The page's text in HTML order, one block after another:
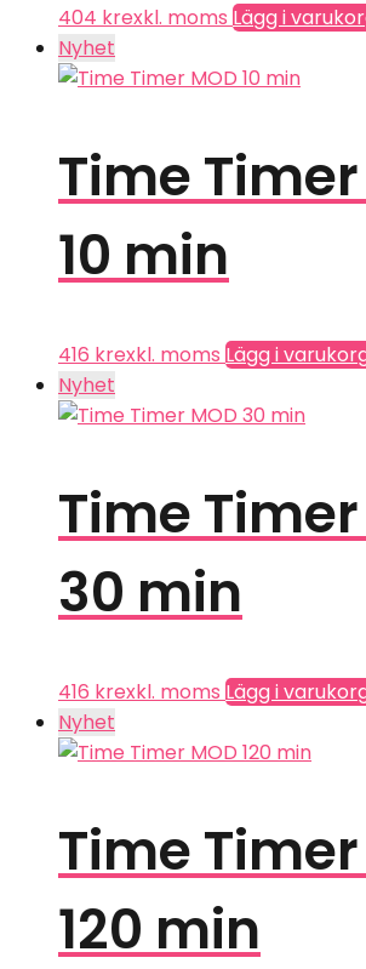
404 krexkl. moms Lägg i
Nyhet
Time Timer
10 min
416 krexkl. moms Lägg i
Nyhet
Time Timer
30 min
416 krexkl. moms Lägg i
Nyhet
Time Timer
120 min